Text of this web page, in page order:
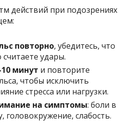
действий при подозрениях
повторно, убедитесь, что
удары.
минут и повторите
чтобы исключить
стресса или нагрузки.
на симптомы: боли в
головокружение, слабость.